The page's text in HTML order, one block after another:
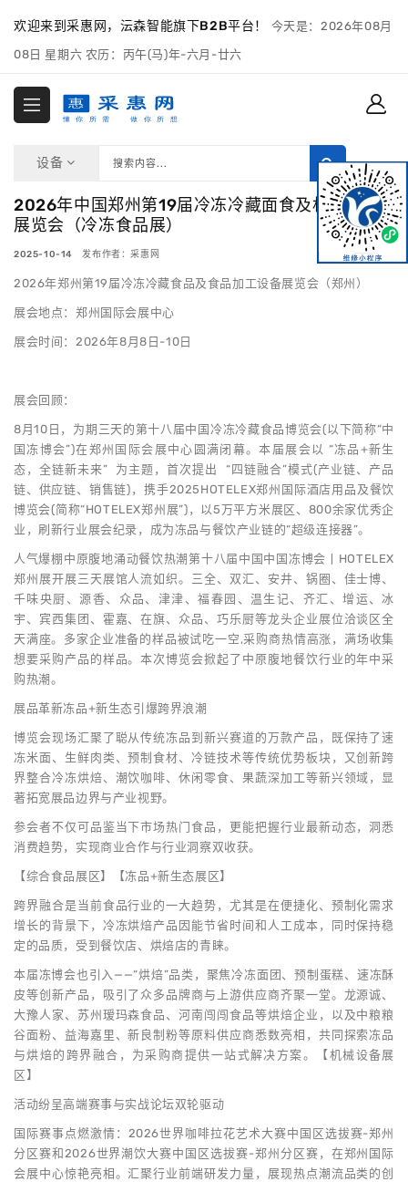
欢迎来到采惠网，沄森智能旗下B2B平台！ 今天是：2026年08月
08日 星期六 农历：丙午(马)年-六月-廿六
设备
2026年中国郑州第19届冷冻冷藏面食及机械设备
展览会（冷冻食品展）
2025-10-14 发布作者：采惠网
2026年郑州第19届冷冻冷藏食品及食品加工设备展览会（郑州）
展会地点：郑州国际会展中心
展会时间：2026年8月8日-10日
展会回顾：
8月10日，为期三天的第十八届中国冷冻冷藏食品博览会(以下简称“中
国冻博会”)在郑州国际会展中心圆满闭幕。本届展会以 “冻品+新生
态，全链新未来” 为主题，首次提出 “四链融合”模式(产业链、产品
链、供应链、销售链)，携手2025HOTELEX郑州国际酒店用品及餐饮
博览会(简称“HOTELEX郑州展”)，以5万平方米展区、800余家优秀企
业，刷新行业展会纪录，成为冻品与餐饮产业链的“超级连接器”。
人气爆棚中原腹地涌动餐饮热潮第十八届中国中国冻博会丨HOTELEX
郑州展开展三天展馆人流如织。三全、双汇、安井、锅圈、佳士博、
千味央厨、源香、众品、津津、福春园、温生记、齐汇、增运、冰
宇、宾西集团、霍嘉、在旗、众品、巧乐厨等龙头企业展位洽谈区全
天满座。多家企业准备的样品被试吃一空,采购商热情高涨，满场收集
想要采购产品的样品。本次博览会掀起了中原腹地餐饮行业的年中采
购热潮。
展品革新冻品+新生态引爆跨界浪潮
博览会现场汇聚了聪从传统冻品到新兴赛道的万款产品，既保持了速
冻米面、生鲜肉类、预制食材、冷链技术等传统优势板块，又创新跨
界整合冷冻烘焙、潮饮咖啡、休闲零食、果蔬深加工等新兴领域，显
著拓宽展品边界与产业视野。
参会者不仅可品鉴当下市场热门食品，更能把握行业最新动态，洞悉
消费趋势，实现商业合作与行业洞察双收获。
【综合食品展区】【冻品+新生态展区】
跨界融合是当前食品行业的一大趋势，尤其是在便捷化、预制化需求
增长的背景下，冷冻烘焙产品因能节省时间和人工成本，同时保持稳
定的品质，受到餐饮店、烘焙店的青睐。
本届冻博会也引入——“烘焙”品类，聚焦冷冻面团、预制蛋糕、速冻酥
皮等创新产品，吸引了众多品牌商与上游供应商齐聚一堂。龙源诚、
大豫人家、苏州瑷玛森食品、河南闯闯食品等烘焙企业，以及中粮粮
谷面粉、益海嘉里、新良制粉等原料供应商悉数亮相，共同探索冻品
与烘焙的跨界融合，为采购商提供一站式解决方案。【机械设备展
区】
活动纷呈高端赛事与实战论坛双轮驱动
国际赛事点燃激情：2026世界咖啡拉花艺术大赛中国区选拔赛-郑州
分区赛和2026世界潮饮大赛中国区选拔赛-郑州分区赛，在郑州国际
会展中心惊艳亮相。汇聚行业前端研发力量，展现热点潮流品类的创